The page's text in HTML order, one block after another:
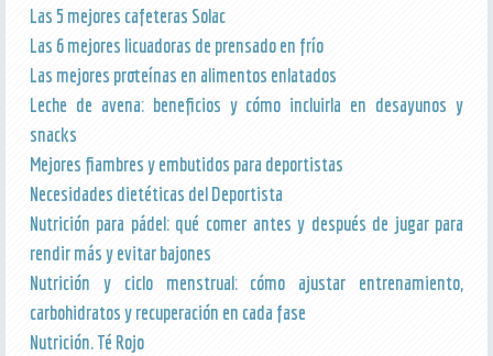
Las 5 mejores cafeteras Solac
Las 6 mejores licuadoras de prensado en frío
Las mejores proteínas en alimentos enlatados
Leche de avena: beneficios y cómo incluirla en desayunos y
snacks
Mejores fiambres y embutidos para deportistas
Necesidades dietéticas del Deportista
Nutrición para pádel: qué comer antes y después de jugar para
rendir más y evitar bajones
Nutrición y ciclo menstrual: cómo ajustar entrenamiento,
carbohidratos y recuperación en cada fase
Nutrición. Té Rojo